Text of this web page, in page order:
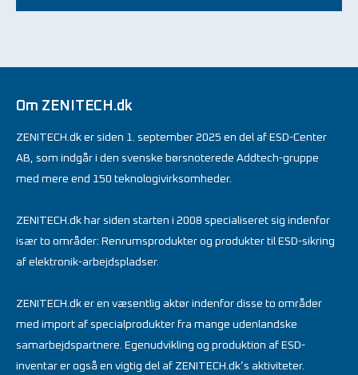
Om ZENITECH.dk
ZENITECH.dk er siden 1. september 2025 en del af ESD-Center
AB, som indgår i den svenske børsnoterede Addtech-gruppe
med mere end 150 teknologivirksomheder.
ZENITECH.dk har siden starten i 2008 specialiseret sig indenfor
især to områder: Renrumsprodukter og produkter til ESD-sikring
af elektronik-arbejdspladser.
ZENITECH.dk er en væsentlig aktør indenfor disse to områder
med import af specialprodukter fra mange udenlandske
samarbejdspartnere. Egenudvikling og produktion af ESD-
inventar er også en vigtig del af ZENITECH.dk’s aktiviteter.